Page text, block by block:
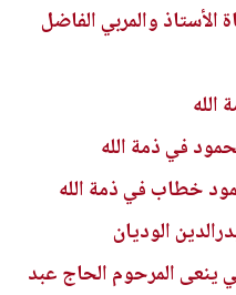
والمربي الفاضل
الله
في ذمة الله
خطاب في ذمة الله
الوديان
ينعى المرحوم الحاج عبد